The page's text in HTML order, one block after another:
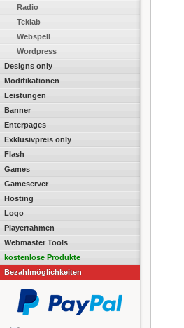
Radio
Teklab
Webspell
Wordpress
Designs only
Modifikationen
Leistungen
Banner
Enterpages
Exklusivpreis only
Flash
Games
Gameserver
Hosting
Logo
Playerrahmen
Webmaster Tools
kostenlose Produkte
Bezahlmöglichkeiten